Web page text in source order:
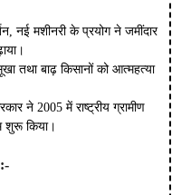
नई मशीनरी के प्रयोग ने जमींदार
तथा बाढ़ किसानों को आत्महत्या
ने 2005 में राष्ट्रीय ग्रामीण
शुरू किया।